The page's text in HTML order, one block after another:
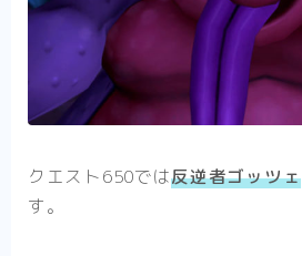
クエスト650では反逆者ゴッツェ
す。